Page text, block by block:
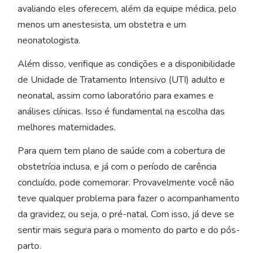
avaliando eles oferecem, além da equipe médica, pelo
menos um anestesista, um obstetra e um
neonatologista.
Além disso, verifique as condições e a disponibilidade
de Unidade de Tratamento Intensivo (UTI) adulto e
neonatal, assim como laboratório para exames e
análises clínicas. Isso é fundamental na escolha das
melhores maternidades.
Para quem tem plano de saúde com a cobertura de
obstetrícia inclusa, e já com o período de carência
concluído, pode comemorar. Provavelmente você não
teve qualquer problema para fazer o acompanhamento
da gravidez, ou seja, o pré-natal. Com isso, já deve se
sentir mais segura para o momento do parto e do pós-
parto.